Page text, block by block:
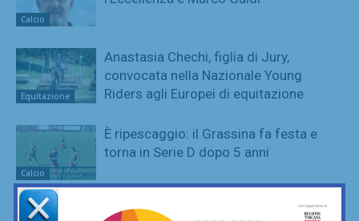
Calcio
Equitazione
Anastasia Chechi, figlia di Jury,
convocata nella Nazionale Young
Riders agli Europei di equitazione
Calcio
È ripescaggio: il Grassina fa festa e
torna in Serie D dopo 5 anni
SportLab21 non va in vacanza: palestra